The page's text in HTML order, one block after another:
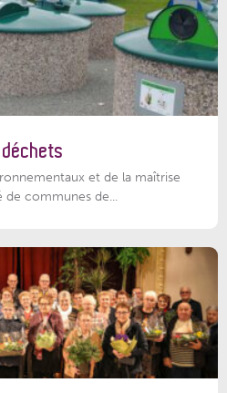
et de la maîtrise
de communes de...